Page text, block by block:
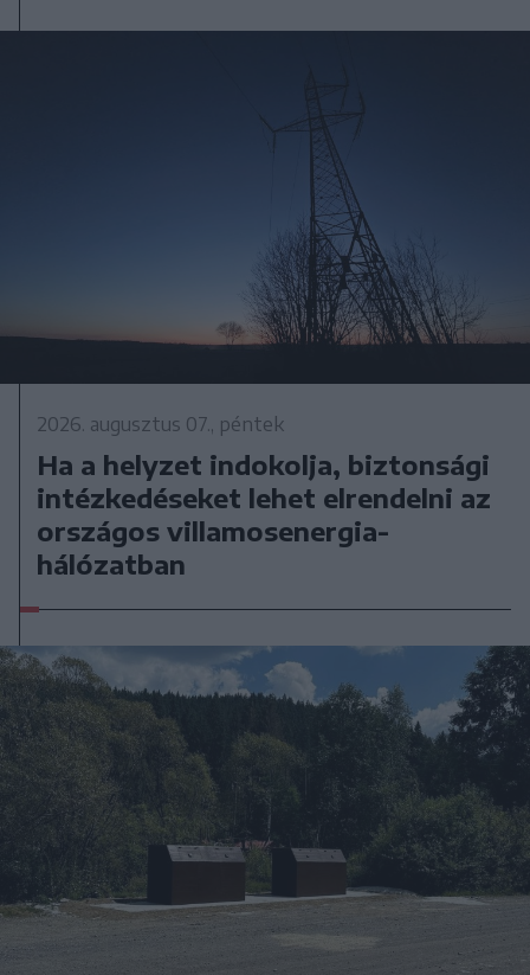
2026. augusztus 07., péntek
Ha a helyzet indokolja, biztonsági
intézkedéseket lehet elrendelni az
országos villamosenergia-
hálózatban